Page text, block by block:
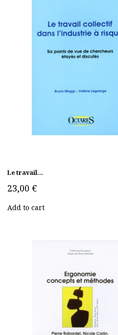
Le travail...
23,00 €
Add to cart